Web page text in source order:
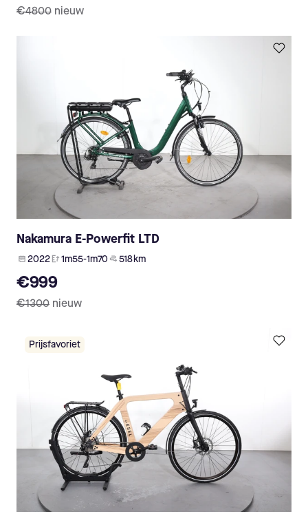
€4800 nieuw
Nakamura E-Powerfit LTD
2022 1m55-1m70 518 km
€999
€1300 nieuw
Prijsfavoriet